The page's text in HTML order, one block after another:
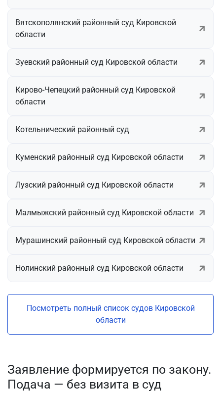
Вятскополянский районный суд Кировской
области
Зуевский районный суд Кировской области
Кирово-Чепецкий районный суд Кировской
области
Котельнический районный суд
Куменский районный суд Кировской области
Лузский районный суд Кировской области
Малмыжский районный суд Кировской области
Мурашинский районный суд Кировской области
Нолинский районный суд Кировской области
Посмотреть полный список судов Кировской
области
Заявление формируется по закону.
Подача — без визита в суд